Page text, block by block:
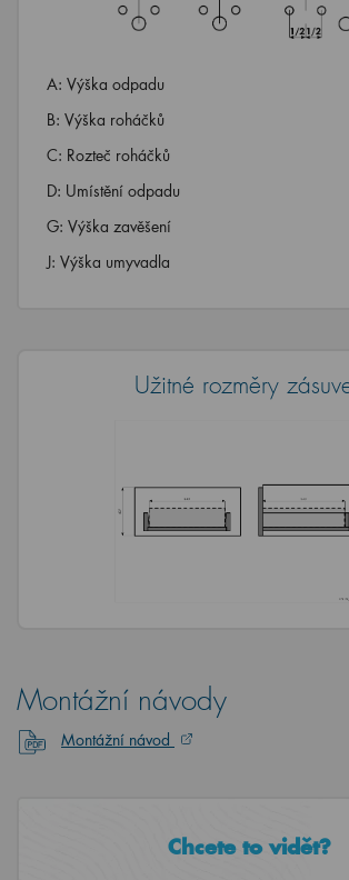
A: Výška odpadu
B: Výška roháčků
C: Rozteč roháčků
D: Umístění odpadu
G: Výška zavěšení
J: Výška umyvadla
Užitné rozměry
Montážní návody
Montážní návod
Chcete to vidět?